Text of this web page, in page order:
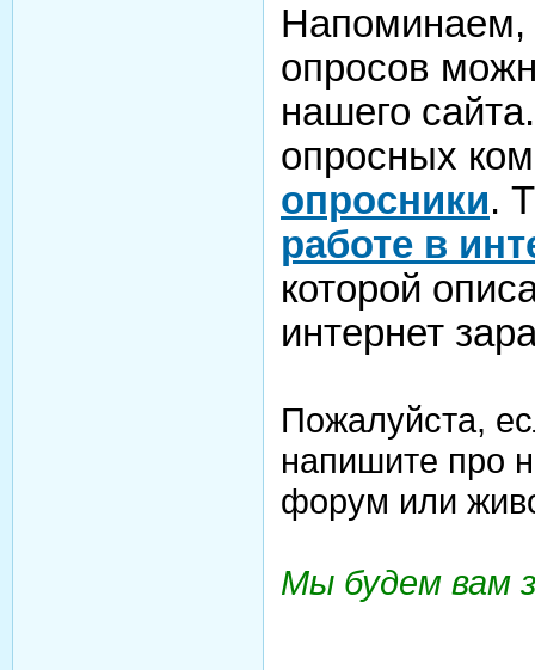
Напоминаем,
опросов
нашего
опросных
опросники.
работе в
которой
интернет
Пожалуйста,
напишите про
форум или
Мы будем вам